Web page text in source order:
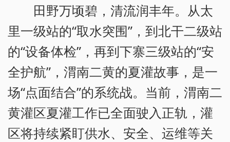
田野万顷碧，清流润丰年。从太
里一级站的“取水突围”，到北干二级站
的“设备体检”，再到下寨三级站的“安
全护航”，渭南二黄的夏灌故事，是一
场“点面结合”的系统战。当前，渭南二
黄灌区夏灌工作已全面驶入正轨，灌
区将持续紧盯供水、安全、运维等关